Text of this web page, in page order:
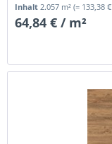
Inhalt 2.057 m²(= 133,38
64,84 € / m²